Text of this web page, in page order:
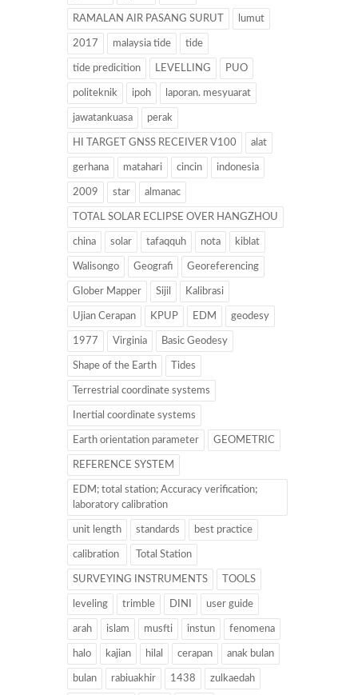
RAMALAN AIR PASANG SURUT lumut
2017 malaysia tide tide
tide predicition LEVELLING PUO
politeknik ipoh laporan. mesyuarat
jawatankuasa perak
HI TARGET GNSS RECEIVER V100 alat
gerhana matahari cincin indonesia
2009 star almanac
TOTAL SOLAR ECLIPSE OVER HANGZHOU
china solar tafaqquh nota kiblat
Walisongo Geografi Georeferencing
Glober Mapper Sijil Kalibrasi
Ujian Cerapan KPUP EDM geodesy
1977 Virginia Basic Geodesy
Shape of the Earth Tides
Terrestrial coordinate systems
Inertial coordinate systems
Earth orientation parameter GEOMETRIC
REFERENCE SYSTEM
EDM; total station; Accuracy verification;
laboratory calibration
unit length standards best practice
calibration Total Station
SURVEYING INSTRUMENTS TOOLS
leveling trimble DINI user guide
arah islam musfti instun fenomena
halo kajian hilal cerapan anak bulan
bulan rabiuakhir 1438 zulkaedah